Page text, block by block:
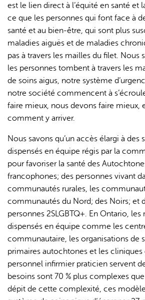
est le lien direct à l’équité en santé et
ce que les personnes qui font face à
santé et au bien-être, qui sont plus
maladies aiguës et de maladies
pas à travers les mailles du filet. Nous
les personnes tombent à travers les
de soins aigus, notre système
notre société commencent à
faire mieux, nous devons faire mieux,
comment y arriver.
Nous savons qu’un accès élargi à des
dispensés en équipe régis par la
pour favoriser la santé des
francophones; des personnes vivant
communautés rurales, les
communautés du Nord; des Noirs; et
personnes 2SLGBTQ+. En Ontario,
dispensés en équipe comme les
communautaire, les organisations de
primaires autochtones et les cliniques
personnel infirmier praticien servent
besoins sont 70 % plus complexes
dépit de cette complexité, ces